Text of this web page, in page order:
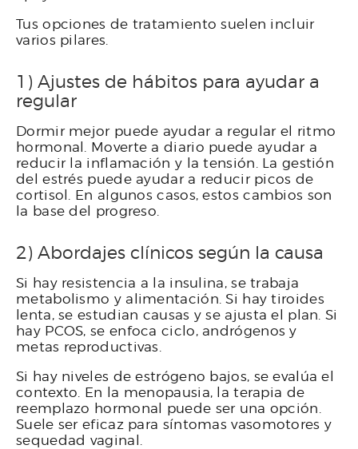
Tus opciones de tratamiento suelen incluir
varios pilares.
1) Ajustes de hábitos para ayudar a
regular
Dormir mejor puede ayudar a regular el ritmo
hormonal. Moverte a diario puede ayudar a
reducir la inflamación y la tensión. La gestión
del estrés puede ayudar a reducir picos de
cortisol. En algunos casos, estos cambios son
la base del progreso.
2) Abordajes clínicos según la causa
Si hay resistencia a la insulina, se trabaja
metabolismo y alimentación. Si hay tiroides
lenta, se estudian causas y se ajusta el plan. Si
hay PCOS, se enfoca ciclo, andrógenos y
metas reproductivas.
Si hay niveles de estrógeno bajos, se evalúa el
contexto. En la menopausia, la terapia de
reemplazo hormonal puede ser una opción.
Suele ser eficaz para síntomas vasomotores y
sequedad vaginal.